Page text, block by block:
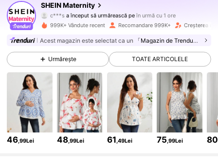
SHEIN Maternity
c***sa început să urmărească pe
m***hnavighează
4,79
482K Urmăritori
4,79 482K Urmăritori
482K Urmăritori
482K Urmăritori
999K+ Vândute recent Recomandare 999K+ Creșterea
Acest magazin este selectat ca un 「Magazin de Trenduri」
Urmărește TOATE ARTICOLELE
46 ,99Lei 48 ,99Lei 61 ,49Lei 75 ,99Lei 80